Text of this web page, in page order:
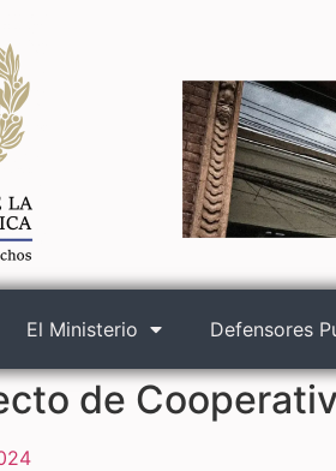
El Ministerio Defensores
de